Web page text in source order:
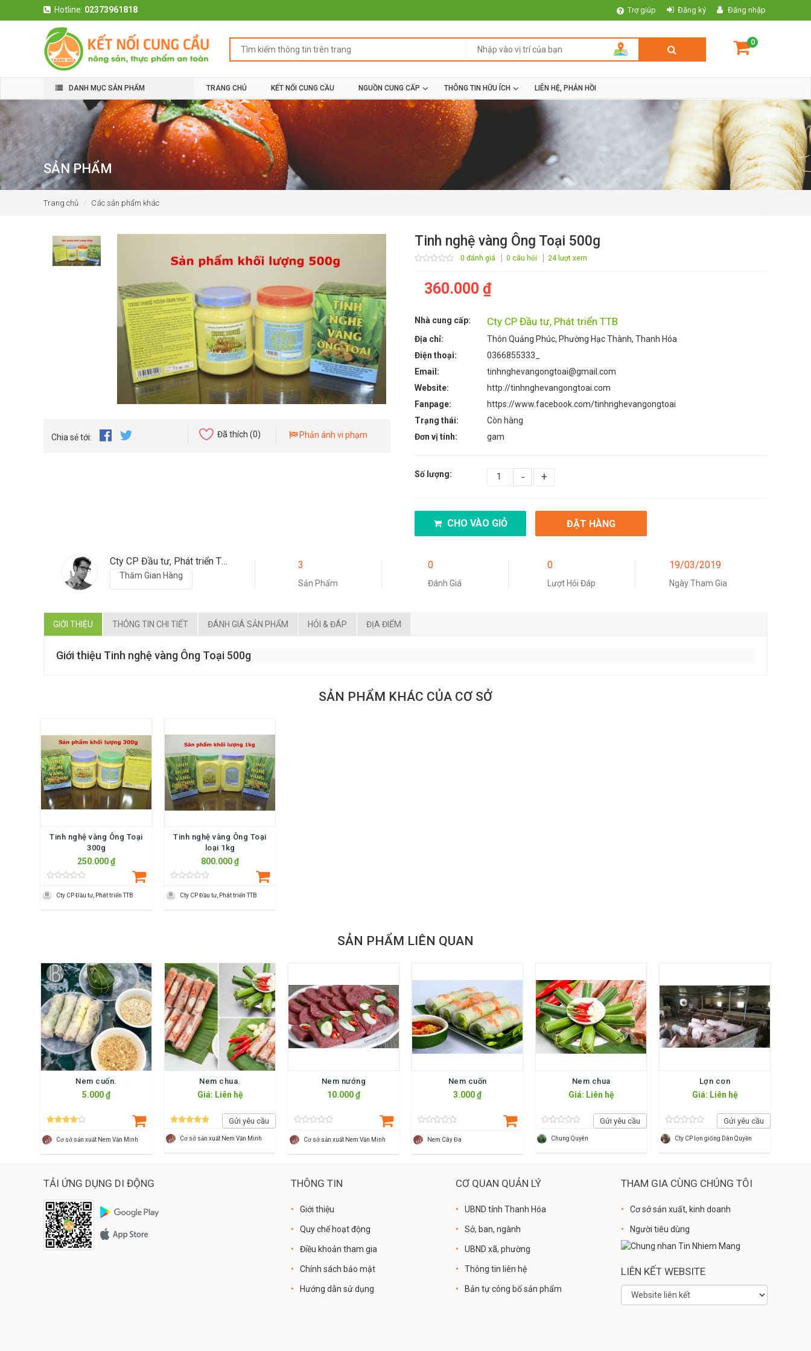
Hotline: 02373961818 Trợ giúp Đăng ký Đăng nhập
0
DANH MỤC SẢN PHẨM TRANG CHỦ KẾT NỐI CUNG CẦU NGUỒN CUNG CẤP THÔNG TIN HỮU ÍCH LIÊN HỆ, PHẢN HỒI
SẢN PHẨM
Trang chủ Các sản phẩm khác
Chia sẻ tới: Đã thích (0) Phản ánh vi phạm
Tinh nghệ vàng Ông Toại 500g
0 đánh giá 0 câu hỏi 24 lượt xem
360.000 ₫
Nhà cung cấp: Cty CP Đầu tư, Phát triển TTB
Địa chỉ:
Thôn Quảng Phúc, Phường Hạc Thành, Thanh Hóa
Điện thoại:
0366855333_
Email:
tinhnghevangongtoai@gmail.com
Website:
http://tinhnghevangongtoai.com
Fanpage:
https://www.facebook.com/tinhnghevangongtoai
Trạng thái:
Còn hàng
Đơn vị tính:
gam
Số lượng: - +
CHO VÀO GIỎ ĐẶT HÀNG
Cty CP Đầu tư, Phát triển TTB
Thăm Gian Hàng
3
Sản Phẩm
0
Đánh Giá
0
Lượt Hỏi Đáp
19/03/2019
Ngày Tham Gia
GIỚI THIỆU THÔNG TIN CHI TIẾT ĐÁNH GIÁ SẢN PHẨM HỎI & ĐÁP ĐỊA ĐIỂM
Giới thiệu Tinh nghệ vàng Ông Toại 500g
SẢN PHẨM KHÁC CỦA CƠ SỞ
Tinh nghệ vàng Ông Toại
300g
250.000 ₫
Cty CP Đầu tư, Phát triển TTB
Tinh nghệ vàng Ông Toại
loại 1kg
800.000 ₫
Cty CP Đầu tư, Phát triển TTB
SẢN PHẨM LIÊN QUAN
Nem cuốn.
5.000 ₫
Cơ sở sản xuất Nem Văn Minh
Nem chua.
Giá: Liên hệ
Gửi yêu cầu
Cơ sở sản xuất Nem Văn Minh
Nem nướng
10.000 ₫
Cơ sở sản xuất Nem Văn Minh
Nem cuốn
3.000 ₫
Nem Cây Đa
Nem chua
Giá: Liên hệ
Gửi yêu cầu
Chung Quyên
Lợn con
Giá: Liên hệ
Gửi yêu cầu
Cty CP lợn giống Dân Quyền
TẢI ỨNG DỤNG DI ĐỘNG THÔNG TIN
Giới thiệu
Quy chế hoạt động
Điều khoản tham gia
Chính sách bảo mật
Hướng dẫn sử dụng
CƠ QUAN QUẢN LÝ
UBND tỉnh Thanh Hóa
Sở, ban, ngành
UBND xã, phường
Thông tin liên hệ
Bản tự công bố sản phẩm
THAM GIA CÙNG CHÚNG TÔI
Cơ sở sản xuất, kinh doanh
Người tiêu dùng
LIÊN KẾT WEBSITE